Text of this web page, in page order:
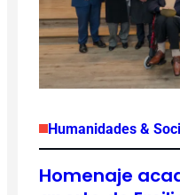
Humanidades &
Homenaje